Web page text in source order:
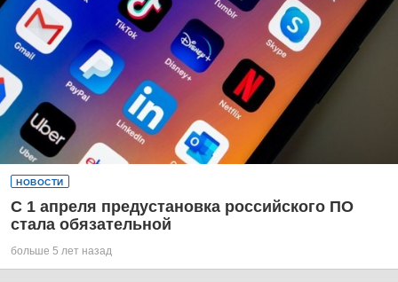
НОВОСТИ
С 1 апреля предустановка российского ПО
стала обязательной
больше 5 лет назад